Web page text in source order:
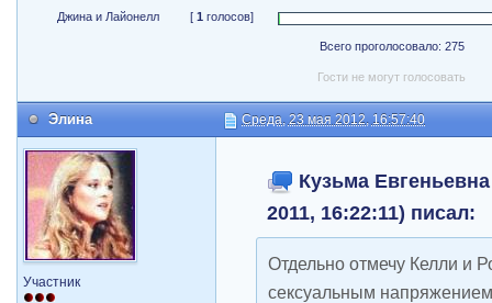
Джина и Лайонелл [ 1 голосов]
Всего проголосовало: 275
Гости не могут голосовать
Элина Среда, 23 мая 2012, 16:57:40
Участник
Кузьма
2011, 16:22:11) писал:
Отдельно отмечу Келли и
сексуальным